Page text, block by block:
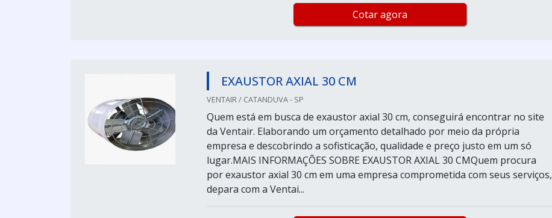
Cotar agora
EXAUSTOR AXIAL 30 CM
VENTAIR / CATANDUVA - SP
Quem está em busca de exaustor axial 30 cm, conseguirá encontrar no site
da Ventair. Elaborando um orçamento detalhado por meio da própria
empresa e descobrindo a sofisticação, qualidade e preço justo em um só
lugar.MAIS INFORMAÇÕES SOBRE EXAUSTOR AXIAL 30 CMQuem procura
por exaustor axial 30 cm em uma empresa comprometida com seus serviços,
depara com a Ventai...